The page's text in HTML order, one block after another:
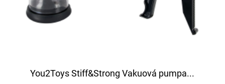
You2Toys Stiff&Strong Vakuová pumpa...